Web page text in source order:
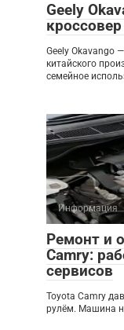
Geely
Geely Okavango
китайского
семейное
Информация
Ремонт и
Camry:
сервисов
Toyota Camry
рулём. Машина